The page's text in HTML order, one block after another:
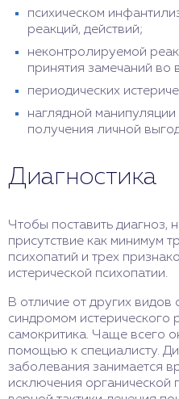
психическом
реакций, действий;
неконтролируемой
принятия замечаний во
периодических
наглядной
получения личной
Диагностика
Чтобы поставить
присутствие как минимум
психопатий и трех
истерической психопатии.
В отличие от других видов
синдромом истерического
самокритика. Чаще всего
помощью к специалисту.
заболевания занимается
исключения органической